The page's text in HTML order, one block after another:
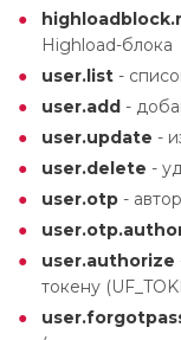
Highload-блока
user.list -
user.add -
user.update -
user.delete -
user.otp -
user.authorize
токену